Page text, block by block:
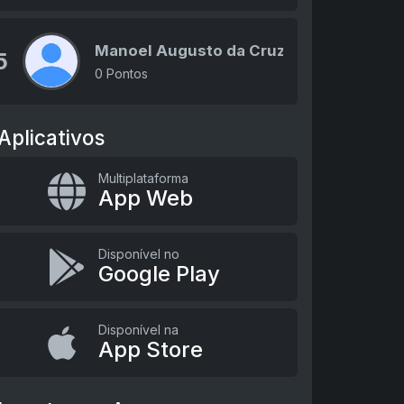
Manoel Augusto da Cruz
0 Pontos
Multiplataforma
App Web
Disponível no
Google Play
Disponível na
App Store